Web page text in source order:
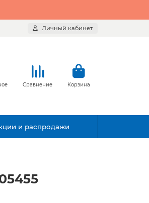
Личный кабинет
Сравнение Корзина
и распродажи